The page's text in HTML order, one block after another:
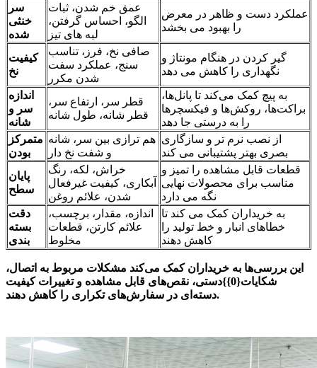
سر
خنثی
شده
عمق خم شدن، ثبات
الگو، احساس گرفتن،
لبه های تیز
عملکرد دست و ظاهر در معرض
را بهبود می بخشد
کیفیت
نخ
صافی نخ، فرز، تناسب
سنج، عملکرد سفت
شدن مکرر
گیر کردن در هنگام مونتاژ و
نگهداری را کاهش می دهد
اندازه
سر و
شانه
قطر سر، ارتفاع سر،
قطر شانه، طول شانه
به پیچ کمک می‌کند تا پانل‌ها،
براکت‌ها، روکش‌ها و فیکسچرها
را به درستی جا دهد
متمرکز
بودن
هم ترازی بین سر، شانه
و شفت نخ دار
از نصب نرم تر و سازگاری
بصری بهتر پشتیبانی می کند
پایان
سطح
خراش، لکه، رنگ
آبکاری، کیفیت غیرفعال
شدن، علائم روغن
قطعات قابل مشاهده را تمیز و
مناسب برای محصولات نهایی
نگه می دارد
دقت
بسته
بندی
اندازه، مقدار، برچسب،
علائم کارتن، قطعات
مخلوط
به خریداران کمک می کند تا
خطاهای انبار و خط تولید را
کاهش دهند
این بررسی‌ها به خریداران کمک می‌کند مشکلات مربوط به اتصال،
شکایات{0}}دستی، نقص‌های قابل مشاهده و تغییرات کیفیت
دسته‌ای در سفارش‌های تکراری را کاهش دهند.